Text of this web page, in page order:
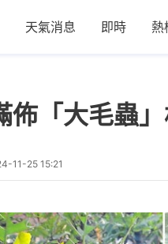
天氣消息 即時 熱
佈「大毛蟲
11-25 15:21